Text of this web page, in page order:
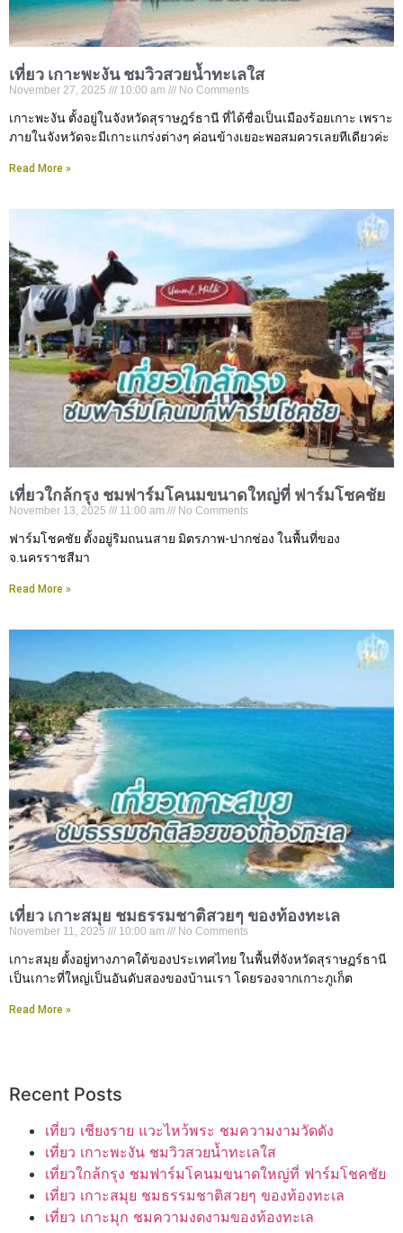
เที่ยว เกาะพะงัน ชมวิวสวยน้ำทะเลใส
November 27, 2025 10:00 am No Comments
เกาะพะงัน ตั้งอยู่ในจังหวัดสุราษฎร์ธานี ที่ได้ชื่อเป็นเมืองร้อยเกาะ เพราะ
ภายในจังหวัดจะมีเกาะแกร่งต่างๆ ค่อนข้างเยอะพอสมควรเลยทีเดียวค่ะ
Read More »
เที่ยวใกล้กรุง ชมฟาร์มโคนมขนาดใหญ่ที่ ฟาร์มโชคชัย
November 13, 2025 11:00 am No Comments
ฟาร์มโชคชัย ตั้งอยู่ริมถนนสาย มิตรภาพ-ปากช่อง ในพื้นที่ของ
จ.นครราชสีมา
Read More »
เที่ยว เกาะสมุย ชมธรรมชาติสวยๆ ของท้องทะเล
November 11, 2025 10:00 am No Comments
เกาะสมุย ตั้งอยู่ทางภาคใต้ของประเทศไทย ในพื้นที่จังหวัดสุราษฏร์ธานี
เป็นเกาะที่ใหญ่เป็นอันดับสองของบ้านเรา โดยรองจากเกาะภูเก็ต
Read More »
Recent Posts
เที่ยว เชียงราย แวะไหว้พระ ชมความงามวัดดัง
เที่ยว เกาะพะงัน ชมวิวสวยน้ำทะเลใส
เที่ยวใกล้กรุง ชมฟาร์มโคนมขนาดใหญ่ที่ ฟาร์มโชคชัย
เที่ยว เกาะสมุย ชมธรรมชาติสวยๆ ของท้องทะเล
เที่ยว เกาะมุก ชมความงดงามของท้องทะเล